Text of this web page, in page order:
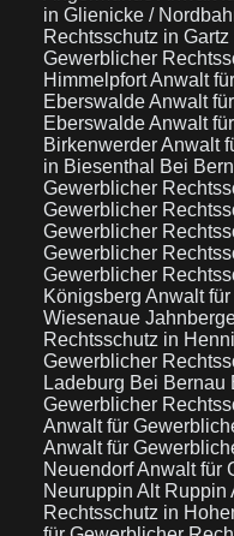
in Glienicke /
Rechtsschutz in Gartz
Gewerblicher
HimmelpfortAnwalt
EberswaldeAnwalt
EberswaldeAnwalt
BirkenwerderAnwalt
in Biesenthal Bei
Gewerblicher
Gewerblicher
Gewerblicher
Gewerblicher
Gewerblicher
Königsberg Anwalt
Wiesenaue
Rechtsschutz in
Gewerblicher
Ladeburg Bei Bernau
Gewerblicher
Anwalt für
Anwalt für
NeuendorfAnwalt für
Neuruppin Alt Ruppin
Rechtsschutz in